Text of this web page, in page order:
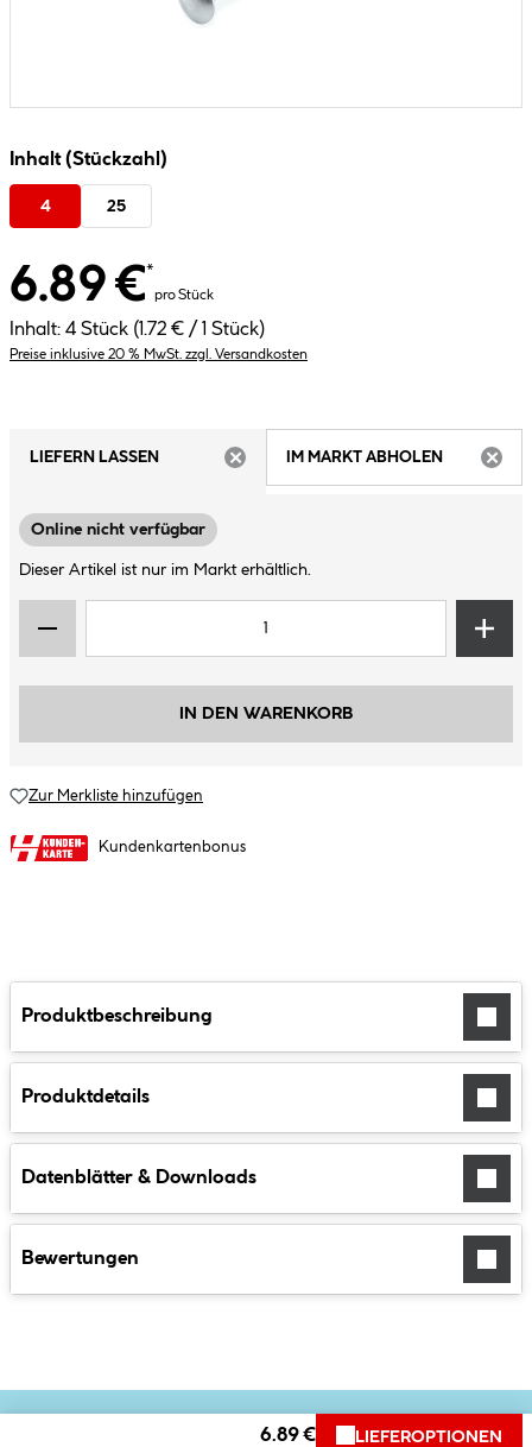
Inhalt (Stückzahl)
4 25
6.89 €*
pro Stück
Inhalt: 4 Stück (1.72 € / 1 Stück)
Preise inklusive 20 % MwSt. zzgl. Versandkosten
LIEFERN LASSEN
IM MARKT ABHOLEN
Online nicht verfügbar
Dieser Artikel ist nur im Markt erhältlich.
IN DEN WARENKORB
Zur Merkliste hinzufügen
Kundenkartenbonus
Produktbeschreibung
Produktdetails
Datenblätter & Downloads
Bewertungen
6.89 € LIEFEROPTIONEN